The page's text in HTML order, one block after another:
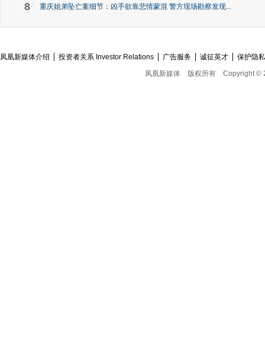
8 重庆姐弟坠亡案细节：凶手欲靠悲情蒙混 警方现场勘察发现...
凤凰新媒体介绍 投资者关系 Investor Relations 广告服务 诚征英才
保护隐
凤凰新媒体
版权所有 Copyright ©